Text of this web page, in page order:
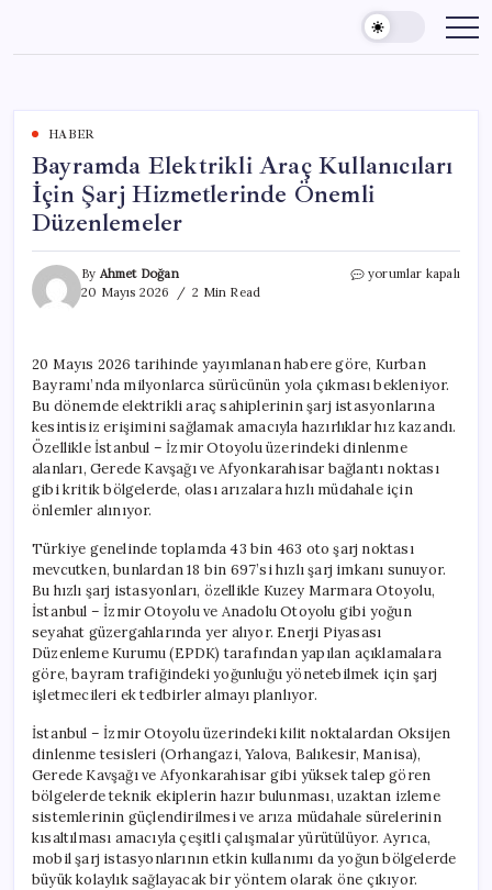
content
HABER
Bayramda Elektrikli Araç Kullanıcıları
İçin Şarj Hizmetlerinde Önemli
Düzenlemeler
By Ahmet Doğan
20 Mayıs 2026
2 Min Read
Bayramda
Şarj
Hizmetlerinde
Önemli
Düzenlemeler
için
yorumlar kapalı
20 Mayıs 2026 tarihinde yayımlanan habere göre, Kurban
Bayramı’nda milyonlarca sürücünün yola çıkması bekleniyor.
Bu dönemde elektrikli araç sahiplerinin şarj istasyonlarına
kesintisiz erişimini sağlamak amacıyla hazırlıklar hız kazandı.
Özellikle İstanbul – İzmir Otoyolu üzerindeki dinlenme
alanları, Gerede Kavşağı ve Afyonkarahisar bağlantı noktası
gibi kritik bölgelerde, olası arızalara hızlı müdahale için
önlemler alınıyor.
Türkiye genelinde toplamda 43 bin 463 oto şarj noktası
mevcutken, bunlardan 18 bin 697’si hızlı şarj imkanı sunuyor.
Bu hızlı şarj istasyonları, özellikle Kuzey Marmara Otoyolu,
İstanbul – İzmir Otoyolu ve Anadolu Otoyolu gibi yoğun
seyahat güzergahlarında yer alıyor. Enerji Piyasası
Düzenleme Kurumu (EPDK) tarafından yapılan açıklamalara
göre, bayram trafiğindeki yoğunluğu yönetebilmek için şarj
işletmecileri ek tedbirler almayı planlıyor.
İstanbul – İzmir Otoyolu üzerindeki kilit noktalardan Oksijen
dinlenme tesisleri (Orhangazi, Yalova, Balıkesir, Manisa),
Gerede Kavşağı ve Afyonkarahisar gibi yüksek talep gören
bölgelerde teknik ekiplerin hazır bulunması, uzaktan izleme
sistemlerinin güçlendirilmesi ve arıza müdahale sürelerinin
kısaltılması amacıyla çeşitli çalışmalar yürütülüyor. Ayrıca,
mobil şarj istasyonlarının etkin kullanımı da yoğun bölgelerde
büyük kolaylık sağlayacak bir yöntem olarak öne çıkıyor.